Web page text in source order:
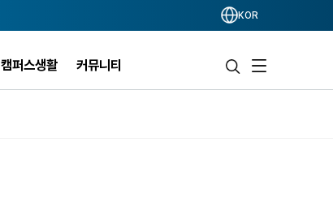
KOR
캠퍼스생활 커뮤니티